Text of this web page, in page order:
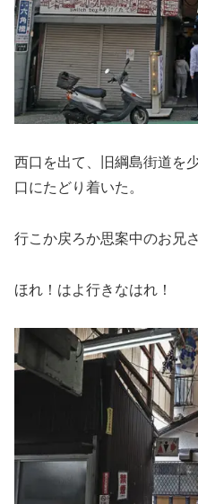
西口を出て、旧綱島街道を
口にたどり着いた。
行こか戻ろか思案中のお兄
ほれ！はよ行きなはれ！